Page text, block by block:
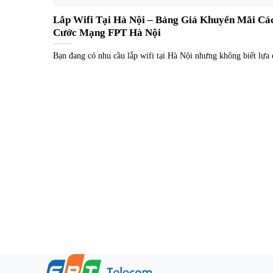
Lắp Wifi Tại Hà Nội – Bảng Giá Khuyến Mãi
Cước Mạng FPT Hà Nội
Bạn đang có nhu cầu lắp wifi tại Hà Nội nhưng không biết lựa